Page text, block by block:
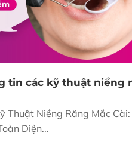
tin các kỹ thuật niềng
Thuật Niềng Răng Mắc
Diện...